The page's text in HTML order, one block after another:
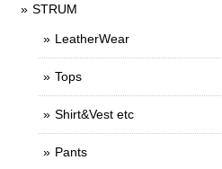
STRUM
LeatherWear
Tops
Shirt&Vest etc
Pants